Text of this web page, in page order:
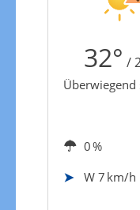
32° /
Überwiegend
0 %
W 7 km/h